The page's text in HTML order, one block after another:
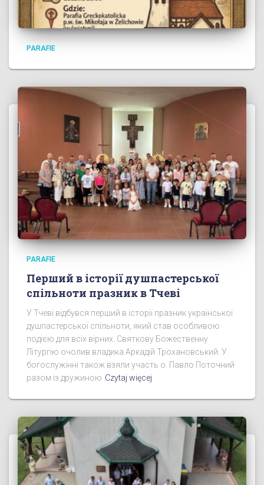
PARAFIE
PARAFIE
Перший в історії душпастерської
спільноти празник в Тчеві
У Тчеві відбувся перший в історії празник української
душпастерської спільноти, який став особливою
подією для всіх вірних. Святкову Божественну
Літургію очолив владика Аркадій Трохановський. У
богослужінні також взяли участь о. Павло Поточний
разом із дружиною Czytaj więcej